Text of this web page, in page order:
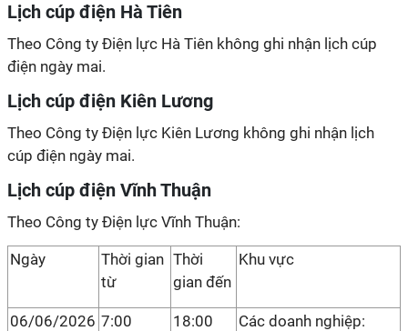
Lịch cúp điện Hà Tiên
Theo Công ty Điện lực Hà Tiên không ghi nhận lịch cúp
điện ngày mai.
Lịch cúp điện Kiên Lương
Theo Công ty Điện lực Kiên Lương không ghi nhận lịch
cúp điện ngày mai.
Lịch cúp điện Vĩnh Thuận
Theo Công ty Điện lực Vĩnh Thuận:
Ngày
Thời gian
từ
Thời
gian đến
Khu vực
06/06/2026 7:00 18:00
Các doanh nghiệp: